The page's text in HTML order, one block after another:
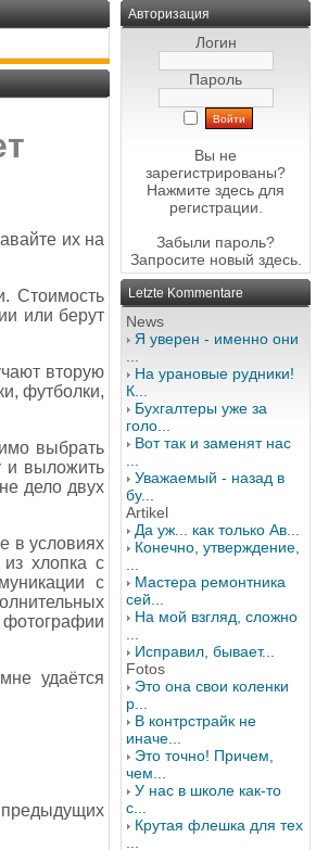
их на
Стоимость
или берут
вторую
футболки,
выбрать
и выложить
дело двух
в условиях
хлопка с
с
удаётся
Авторизация
Логин
Пароль
Вы не
зарегистрированы?
Нажмите здесь для
регистрации.
Забыли пароль?
Запросите новый здесь.
Letzte Kommentare
News
Я уверен - именно они
На урановые рудники!
К...
Бухгалтеры уже за
голо...
Вот так и заменят нас
Уважаемый - назад в
бу...
Artikel
Да уж... как только Ав...
Конечно, утверждение,
Мастера ремонтника
сей...
На мой взгляд, сложно
Исправил, бывает...
Fotos
Это она свои коленки
р...
В контрстрайк не
иначе...
Это точно! Причем,
чем...
У нас в школе как-то
с...
Крутая флешка для тех